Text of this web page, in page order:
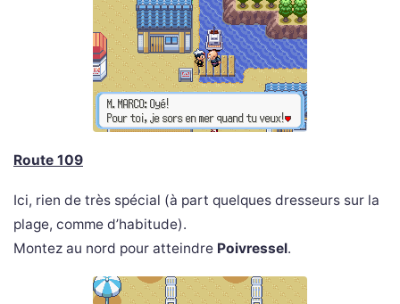
Route 109
Ici, rien de très spécial (à part quelques dresseurs sur la
plage, comme d’habitude).
Montez au nord pour atteindre Poivressel.